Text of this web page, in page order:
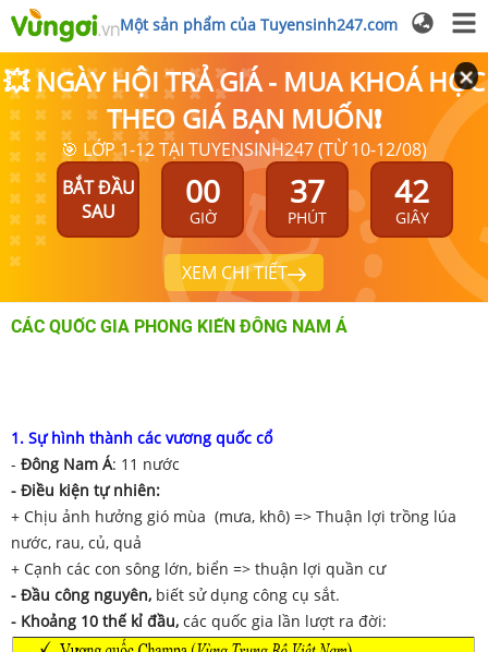
Một sản phẩm của Tuyensinh247.com
💥 NGÀY HỘI TRẢ GIÁ - MUA KHOÁ HỌC
THEO GIÁ BẠN MUỐN❗
🎯 LỚP 1-12 TẠI TUYENSINH247 (TỪ 10-12/08)
BẮT ĐẦU
SAU
00
GIỜ
37
PHÚT
42
GIÂY
XEM CHI TIẾT
CÁC QUỐC GIA PHONG KIẾN ĐÔNG NAM Á
1. Sự hình thành các vương quốc cổ
- Đông Nam Á: 11 nước
- Điều kiện tự nhiên:
+ Chịu ảnh hưởng gió mùa (mưa, khô) => Thuận lợi trồng lúa
nước, rau, củ, quả
+ Cạnh các con sông lớn, biển => thuận lợi quần cư
- Đầu công nguyên, biết sử dụng công cụ sắt.
- Khoảng 10 thế kỉ đầu, các quốc gia lần lượt ra đời: